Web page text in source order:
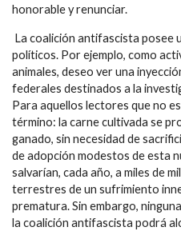
honorable y renunciar.
La coalición antifascista posee
políticos. Por ejemplo, como
animales, deseo ver una
federales destinados a la
Para aquellos lectores que no
término: la carne cultivada se
ganado, sin necesidad de
de adopción modestos de esta
salvarían, cada año, a miles de
terrestres de un sufrimiento
prematura. Sin embargo,
la coalición antifascista podrá